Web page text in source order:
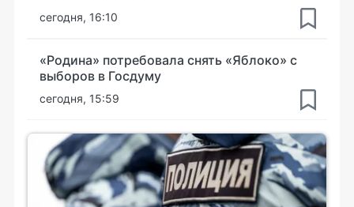
сегодня, 16:10
«Родина» потребовала снять «Яблоко» с
выборов в Госдуму
сегодня, 15:59